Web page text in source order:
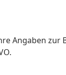
Angaben zur